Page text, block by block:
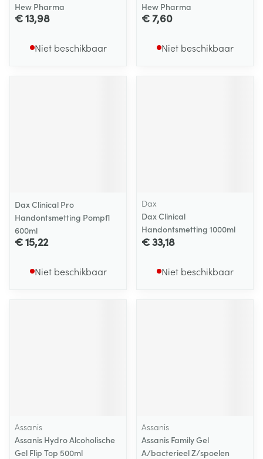
Hew Pharma
€ 13,98
Niet beschikbaar
Hew Pharma
€ 7,60
Niet beschikbaar
Dax Clinical Pro
Handontsmetting Pompfl
600ml
€ 15,22
Niet beschikbaar
Dax
Dax Clinical
Handontsmetting 1000ml
€ 33,18
Niet beschikbaar
Assanis
Assanis Hydro Alcoholische
Gel Flip Top 500ml
Assanis
Assanis Family Gel
A/bacterieel Z/spoelen